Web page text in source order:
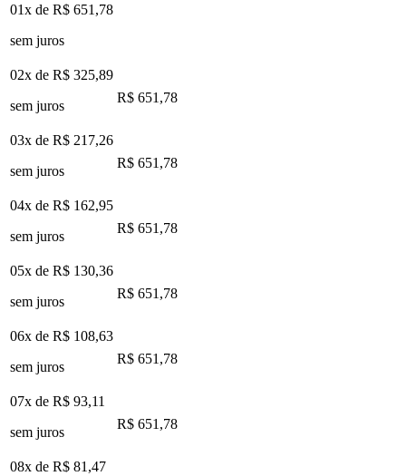
01x de R$ 651,78
sem juros
02x de R$ 325,89
sem juros
R$ 651,78
03x de R$ 217,26
sem juros
R$ 651,78
04x de R$ 162,95
sem juros
R$ 651,78
05x de R$ 130,36
sem juros
R$ 651,78
06x de R$ 108,63
sem juros
R$ 651,78
07x de R$ 93,11
sem juros
R$ 651,78
08x de R$ 81,47